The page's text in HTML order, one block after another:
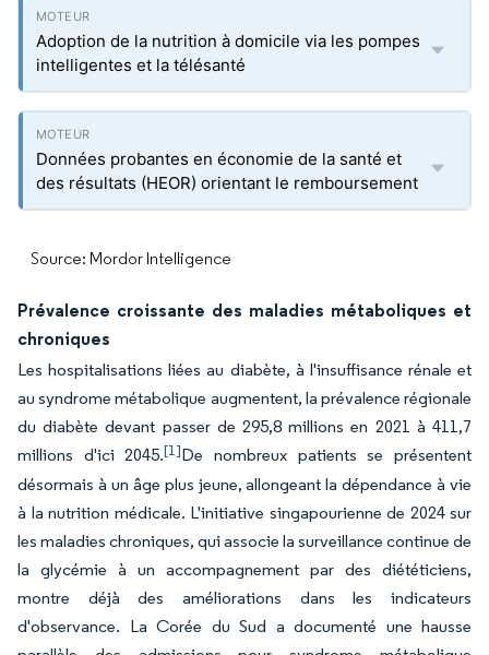
Adoption de la nutrition à domicile via les pompes
intelligentes et la télésanté
Données probantes en économie de la santé et
des résultats (HEOR) orientant le remboursement
Source: Mordor Intelligence
Prévalence croissante des maladies métaboliques et
chroniques
Les hospitalisations liées au diabète, à l'insuffisance rénale et
au syndrome métabolique augmentent, la prévalence régionale
du diabète devant passer de 295,8 millions en 2021 à 411,7
millions d'ici 2045.[1]De nombreux patients se présentent
désormais à un âge plus jeune, allongeant la dépendance à vie
à la nutrition médicale. L'initiative singapourienne de 2024 sur
les maladies chroniques, qui associe la surveillance continue de
la glycémie à un accompagnement par des diététiciens,
montre déjà des améliorations dans les indicateurs
d'observance. La Corée du Sud a documenté une hausse